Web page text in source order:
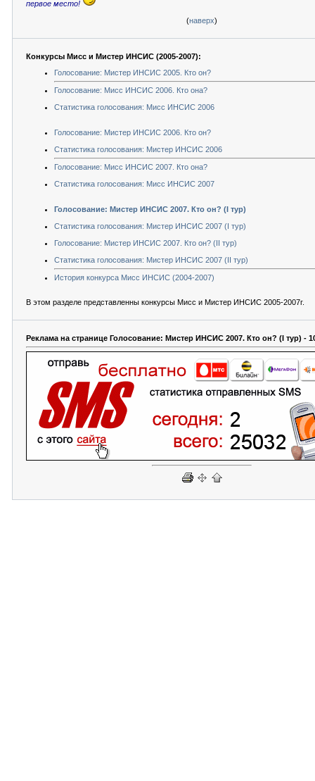
первое место!
(наверх)
Конкурсы Мисс и Мистер ИНСИС (2005-2007):
Голосование: Мистер ИНСИС 2005. Кто он?
Голосование: Мисс ИНСИС 2006. Кто она?
Статистика голосования: Мисс ИНСИС 2006
Голосование: Мистер ИНСИС 2006. Кто он?
Статистика голосования: Мистер ИНСИС 2006
Голосование: Мисс ИНСИС 2007. Кто она?
Статистика голосования: Мисс ИНСИС 2007
Голосование: Мистер ИНСИС 2007. Кто он? (I тур)
Статистика голосования: Мистер ИНСИС 2007 (I тур)
Голосование: Мистер ИНСИС 2007. Кто он? (II тур)
Статистика голосования: Мистер ИНСИС 2007 (II тур)
История конкурса Мисс ИНСИС (2004-2007)
В этом разделе представленны конкурсы Мисс и Мистер ИНСИС 2005-2007г.
Реклама на странице Голосование: Мистер ИНСИС 2007. Кто он? (I тур) -